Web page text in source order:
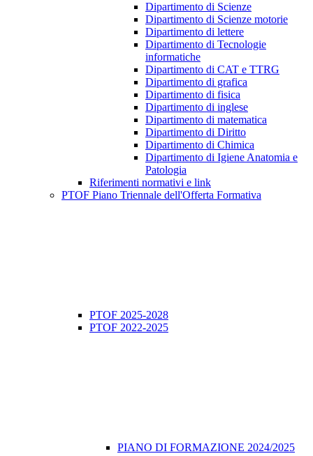
Dipartimento di Scienze
Dipartimento di Scienze motorie
Dipartimento di lettere
Dipartimento di Tecnologie
informatiche
Dipartimento di CAT e TTRG
Dipartimento di grafica
Dipartimento di fisica
Dipartimento di inglese
Dipartimento di matematica
Dipartimento di Diritto
Dipartimento di Chimica
Dipartimento di Igiene Anatomia e
Patologia
Riferimenti normativi e link
PTOF Piano Triennale dell'Offerta Formativa
PTOF 2025-2028
PTOF 2022-2025
PIANO DI FORMAZIONE 2024/2025